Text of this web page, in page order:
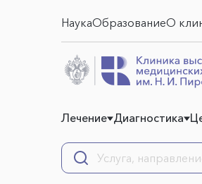
НаукаОбразованиеО
Лечение Диагностика